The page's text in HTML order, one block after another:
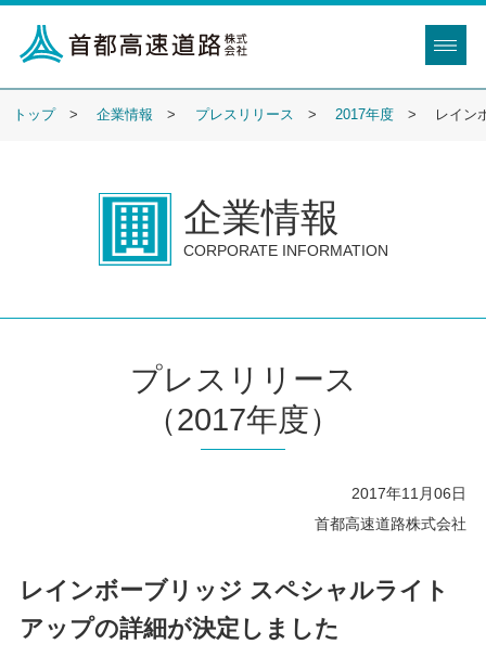
トップ 企業情報 プレスリリース 2017年度 レイン
企業情報
CORPORATE INFORMATION
プレスリリース
（2017年度）
2017年11月06日
首都高速道路株式会社
レインボーブリッジ スペシャルライト
アップの詳細が決定しました